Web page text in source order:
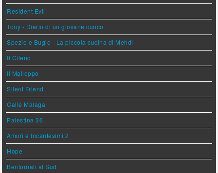
Resident Evil
Tony - Diario di un giovane cuoco
Spezie e Bugie - La piccola cucina di Mehdi
Il Cileno
Il Malloppo
Silent Friend
Calle Malaga
Palestina 36
Amori e Incantesimi 2
Hope
Bentornati al Sud